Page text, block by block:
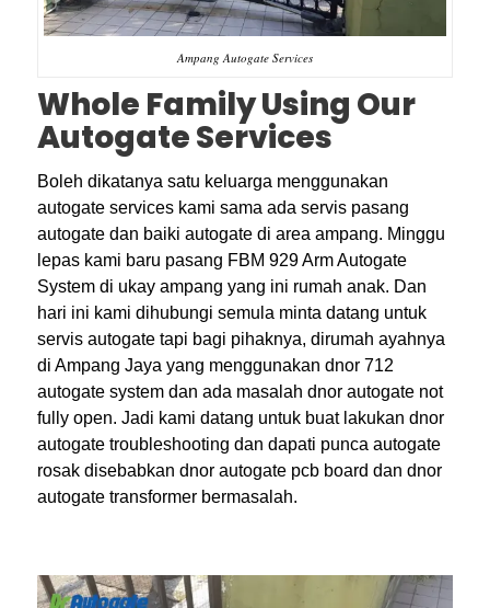
Ampang Autogate Services
Whole Family Using Our
Autogate Services
Boleh dikatanya satu keluarga menggunakan
autogate services kami sama ada servis pasang
autogate dan baiki autogate di area ampang. Minggu
lepas kami baru pasang FBM 929 Arm Autogate
System di ukay ampang yang ini rumah anak. Dan
hari ini kami dihubungi semula minta datang untuk
servis autogate tapi bagi pihaknya, dirumah ayahnya
di Ampang Jaya yang menggunakan dnor 712
autogate system dan ada masalah dnor autogate not
fully open. Jadi kami datang untuk buat lakukan dnor
autogate troubleshooting dan dapati punca autogate
rosak disebabkan dnor autogate pcb board dan dnor
autogate transformer bermasalah.